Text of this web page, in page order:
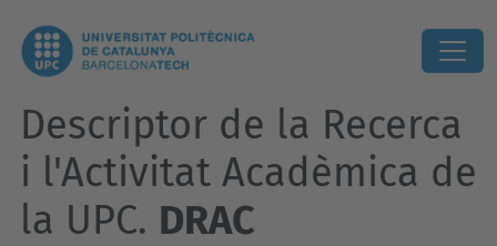
Descriptor de la Recerca
i l'Activitat Acadèmica de
la UPC. DRAC